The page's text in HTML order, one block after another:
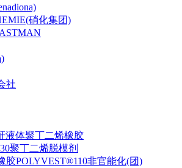
硝化集团)
社
液体聚丁二烯橡胶
聚丁二烯脱模剂
胶POLYVEST®110非官能化(团)